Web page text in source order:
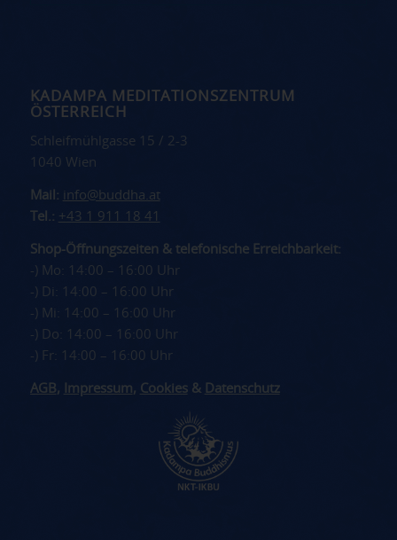
KADAMPA MEDITATIONSZENTRUM
ÖSTERREICH
Schleifmühlgasse 15 / 2-3
1040 Wien
Mail: info@buddha.at
Tel.: +43 1 911 18 41
Shop-Öffnungszeiten & telefonische Erreichbarkeit:
-) Mo: 14:00 – 16:00 Uhr
-) Di: 14:00 – 16:00 Uhr
-) Mi: 14:00 – 16:00 Uhr
-) Do: 14:00 – 16:00 Uhr
-) Fr: 14:00 – 16:00 Uhr
AGB , Impressum, Cookies& Datenschutz